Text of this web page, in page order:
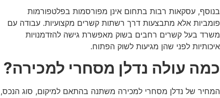
עסקאות רבות בתחום אינן מפורסמות בפלטפורמות
אלא מתבצעות דרך רשתות קשרים מקצועיות. עבודה עם
בעל קשרים רחבים בשוק מאפשרת גישה להזדמנויות
לפני שהן מגיעות לשוק הפתוח.
עולה נדלן מסחרי למכירה?
של נדלן מסחרי למכירה משתנה בהתאם למיקום, סוג הנכס,